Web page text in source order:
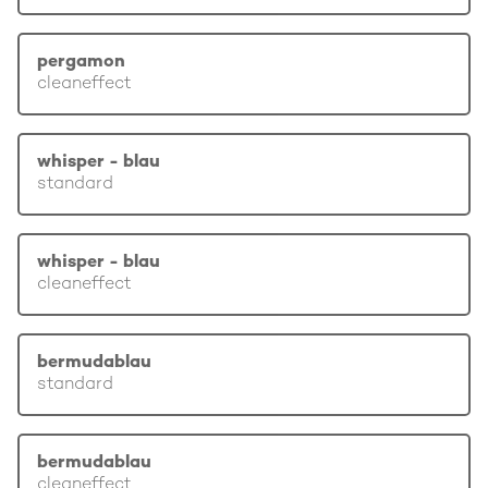
pergamon
cleaneffect
whisper - blau
standard
whisper - blau
cleaneffect
bermudablau
standard
bermudablau